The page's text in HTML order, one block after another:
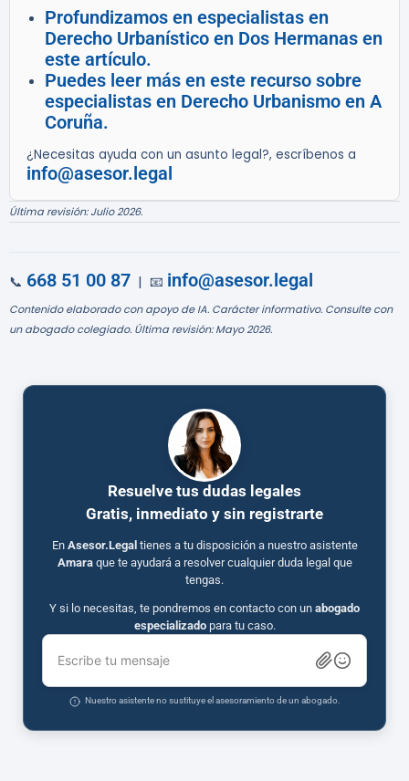
Profundizamos en especialistas en
Derecho Urbanístico en Dos Hermanas en
este artículo.
Puedes leer más en este recurso sobre
especialistas en Derecho Urbanismo en A
Coruña.
¿Necesitas ayuda con un asunto legal?, escríbenos a
info@asesor.legal
Última revisión: Julio 2026.
📞 668 51 00 87 | 📧 info@asesor.legal
Contenido elaborado con apoyo de IA. Carácter informativo. Consulte con
un abogado colegiado. Última revisión: Mayo 2026.
Resuelve tus dudas legales
Gratis, inmediato y sin registrarte
En Asesor.Legal tienes a tu disposición a nuestro asistente
Amaraque te ayudará a resolver cualquier duda legal que
tengas.
Y si lo necesitas, te pondremos en contacto con un abogado
especializadopara tu caso.
Escribe tu mensaje
Nuestro asistente no sustituye el asesoramiento de un abogado.